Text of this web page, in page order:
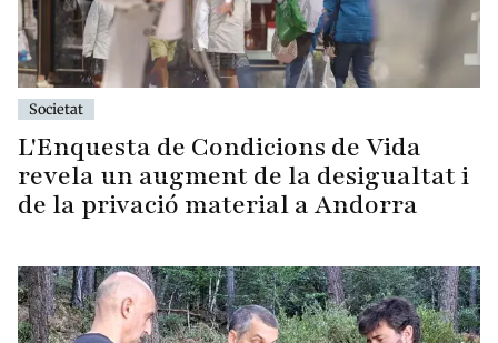
Societat
L'Enquesta de Condicions de Vida
revela un augment de la desigualtat i
de la privació material a Andorra